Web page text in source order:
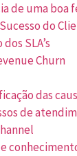
de uma boa
do
SLA’s
Churn
das
de